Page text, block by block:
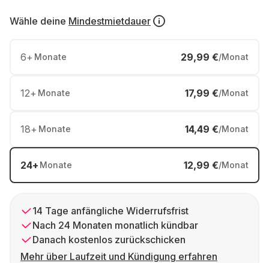
Wähle deine Mindestmietdauer
6+ Monate 29,99 €/Monat
12+ Monate 17,99 €/Monat
18+ Monate 14,49 €/Monat
24+ Monate 12,99 €/Monat
14 Tage anfängliche Widerrufsfrist
Nach 24 Monaten monatlich kündbar
Danach kostenlos zurückschicken
Mehr über Laufzeit und Kündigung erfahren